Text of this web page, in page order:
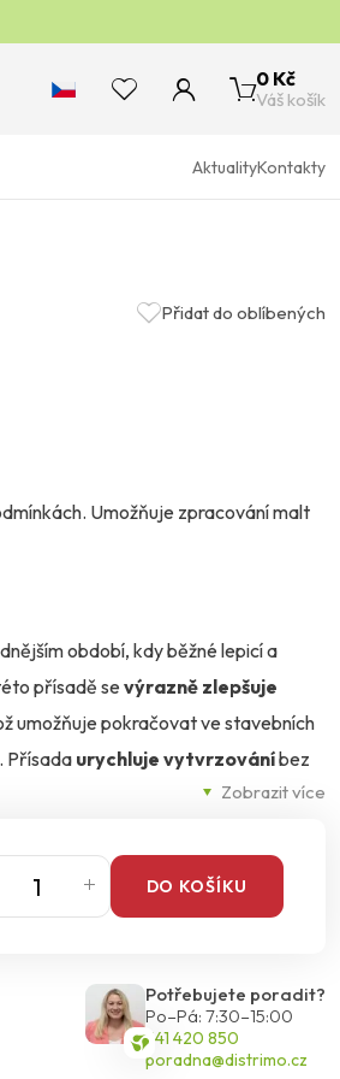
0 Kč
Váš košík
AktualityKontakty
Přidat do oblíbených
Umožňuje zpracování malt
Zobrazit více
období, kdy běžné lepicí a
přísadě sevýrazně zlepšuje
umožňuje pokračovat ve stavebních
Přísada urychluje vytvrzováníbez
ZS, ZU, CT 80, CT 83, CT 85, CT
aplikovat již od 0 °C
, přičemž
připravené maltové směsi a
po dobu až 90 minut.
DO KOŠÍKU
Potřebujete poradit?
Po–Pá: 7:30–15:00
541 420 850
poradna@distrimo.cz